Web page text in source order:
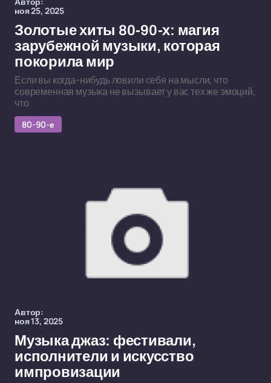
ноя 25, 2025
Золотые хиты 80-90-х: магия
зарубежной музыки, которая
покорила мир
Если вы когда-нибудь ловили себя на мысли, что
современная музыка не вызывает у вас тех же эмоций,
что
80-90-е
Автор:
ноя 13, 2025
Музыка джаз: фестивали,
исполнители и искусство
импровизации